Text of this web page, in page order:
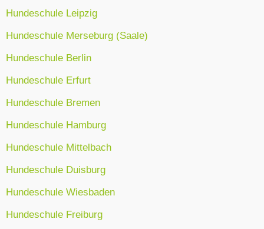
Hundeschule Leipzig
Hundeschule Merseburg (Saale)
Hundeschule Berlin
Hundeschule Erfurt
Hundeschule Bremen
Hundeschule Hamburg
Hundeschule Mittelbach
Hundeschule Duisburg
Hundeschule Wiesbaden
Hundeschule Freiburg